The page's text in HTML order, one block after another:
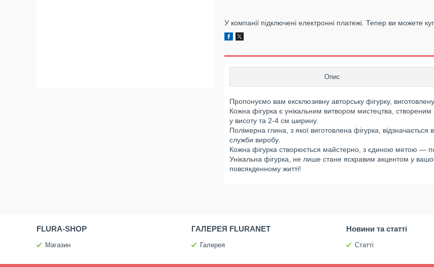
У компанії підключені електронні платежі. Тепер ви можете
Опис
Пропонуємо вам ексклюзивну авторську фігурку,
Кожна фігурка є унікальним витвором мистецтва,
у висоту та 2-4 см ширину.
Полімерна глина, з якої виготовлена фігурка,
служби виробу.
Кожна фігурка створюється майстерно, з єдиною метою —
Унікальна фігурка, не лише стане яскравим акцентом у
повсякденному житті!
FLURA-SHOP
Магазин
ГАЛЕРЕЯ FLURANET
Галерея
Новини та статті
Статті